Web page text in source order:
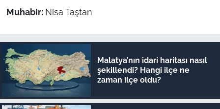
Muhabir: Nisa Taştan
Malatya’nın idari haritası nasıl
şekillendi? Hangi ilçe ne
zaman ilçe oldu?